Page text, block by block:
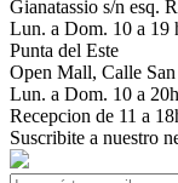
Gianatassio s/n esq.
Lun. a Dom. 10 a 19
Punta del Este
Open Mall, Calle
Lun. a Dom. 10 a
Recepcion de 11 a
Suscribite a nuestro